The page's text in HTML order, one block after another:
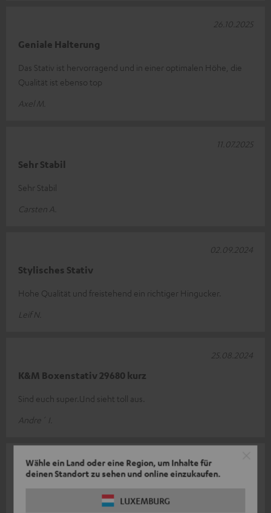
Wähle ein Land oder eine Region, um Inhalte für
deinen Standort zu sehen und online einzukaufen.
LUXEMBURG
Geniale Halterung
Das Stativ ist hervorragend und in einer optimalen Höhe, die
Qualität ist ebenso top
Axel M.
26.10.2025
Sehr Stabil
Sehr Stabil
Carsten A.
11.07.2025
Stylisches Stativ
Hohe Qualität und freistehend ein richtiger Hingucker.
Leif N.
02.09.2024
K&M Boxenstativ 29680 kurz
Sind euch super.Und sieht toll aus.
Andre´ I.
25.08.2024
Top Ständer
Super massiv, perfekt für Teufel Box